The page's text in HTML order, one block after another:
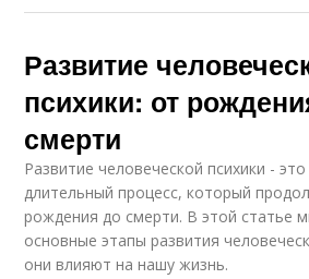
Развитие
психики: от
смерти
Развитие человеческой психики -
длительный процесс, который
рождения до смерти. В этой статье
основные этапы развития
они влияют на нашу жизнь.